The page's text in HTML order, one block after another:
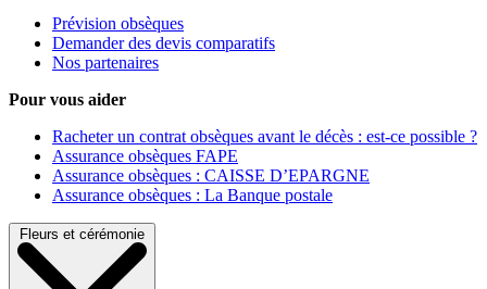
Prévision obsèques
Demander des devis comparatifs
Nos partenaires
Pour vous aider
Racheter un contrat obsèques avant le décès : est-ce possible ?
Assurance obsèques FAPE
Assurance obsèques : CAISSE D’EPARGNE
Assurance obsèques : La Banque postale
Fleurs et cérémonie